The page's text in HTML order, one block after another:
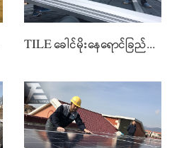
TILE ခေါင်မိုးနေရောင်ခြည်စွမ်းအင်သုံး MOUNTING SYSTEM ကို